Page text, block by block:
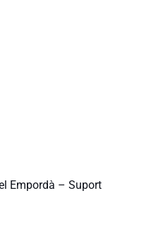
Empordà – Suport